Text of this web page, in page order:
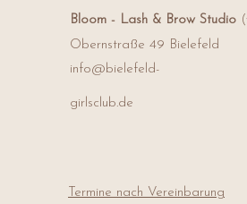
Bloom - Lash & Brow Studio
Obernstraße 49 Bielefeld
info@bielefeld-
girlsclub.de
Termine nach Vereinbarung